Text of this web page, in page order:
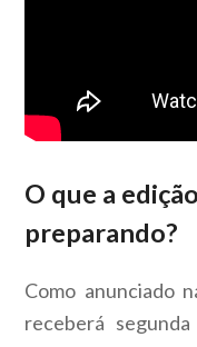
O que a
preparando?
Como anunciado
receberá